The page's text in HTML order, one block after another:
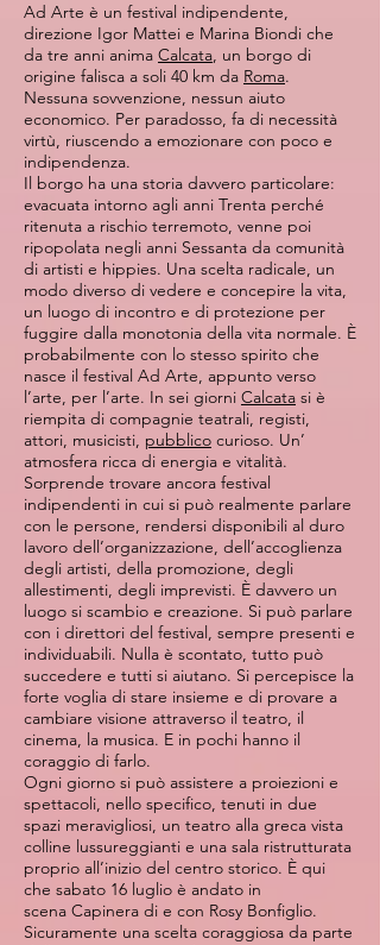
Ad Arte è un festival indipendente,
direzione Igor Mattei e Marina Biondi che
da tre anni anima Calcata, un borgo di
origine falisca a soli 40 km da Roma.
Nessuna sovvenzione, nessun aiuto
economico. Per paradosso, fa di necessità
virtù, riuscendo a emozionare con poco e
indipendenza.
Il borgo ha una storia davvero particolare:
evacuata intorno agli anni Trenta perché
ritenuta a rischio terremoto, venne poi
ripopolata negli anni Sessanta da comunità
di artisti e hippies. Una scelta radicale, un
modo diverso di vedere e concepire la vita,
un luogo di incontro e di protezione per
fuggire dalla monotonia della vita normale. È
probabilmente con lo stesso spirito che
nasce il festival Ad Arte, appunto verso
l’arte, per l’arte. In sei giorni Calcata si è
riempita di compagnie teatrali, registi,
attori, musicisti, pubblico curioso. Un’
atmosfera ricca di energia e vitalità.
Sorprende trovare ancora festival
indipendenti in cui si può realmente parlare
con le persone, rendersi disponibili al duro
lavoro dell’organizzazione, dell’accoglienza
degli artisti, della promozione, degli
allestimenti, degli imprevisti. È davvero un
luogo si scambio e creazione. Si può parlare
con i direttori del festival, sempre presenti e
individuabili. Nulla è scontato, tutto può
succedere e tutti si aiutano. Si percepisce la
forte voglia di stare insieme e di provare a
cambiare visione attraverso il teatro, il
cinema, la musica. E in pochi hanno il
coraggio di farlo.
Ogni giorno si può assistere a proiezioni e
spettacoli, nello specifico, tenuti in due
spazi meravigliosi, un teatro alla greca vista
colline lussureggianti e una sala ristrutturata
proprio all’inizio del centro storico. È qui
che sabato 16 luglio è andato in
scena Capinera di e con Rosy Bonfiglio.
Sicuramente una scelta coraggiosa da parte